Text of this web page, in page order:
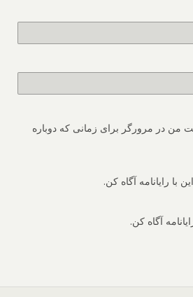
من در مرورگر برای زمانی که دوباره
با رایانامه آگاه کن.
آگاه کن.